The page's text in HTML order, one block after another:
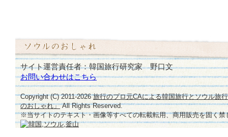
サイト運営責任者：韓国旅行研究家 野口文
お問い合わせはこちら
Copyright (C) 2011-2026旅行のプロ元CAによる韓国旅行とソウル旅
のおしゃれ」All Rights Reserved.
※当サイトのテキスト・画像等すべての転載転用、商用販売を固く禁